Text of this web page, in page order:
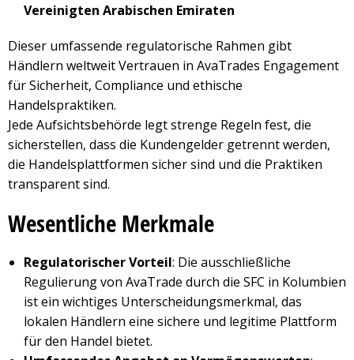
Vereinigten Arabischen Emiraten
Dieser umfassende regulatorische Rahmen gibt
Händlern weltweit Vertrauen in AvaTrades Engagement
für Sicherheit, Compliance und ethische
Handelspraktiken.
Jede Aufsichtsbehörde legt strenge Regeln fest, die
sicherstellen, dass die Kundengelder getrennt werden,
die Handelsplattformen sicher sind und die Praktiken
transparent sind.
Wesentliche Merkmale
Regulatorischer Vorteil: Die ausschließliche
Regulierung von AvaTrade durch die SFC in Kolumbien
ist ein wichtiges Unterscheidungsmerkmal, das
lokalen Händlern eine sichere und legitime Plattform
für den Handel bietet.